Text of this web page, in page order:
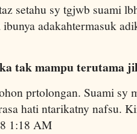
setahu sy tgjwb suami
ibunya adakahtermasuk
tak mampu terutama
prtolongan. Suami sy
hati ntarikatny nafsu.
1:18 AM